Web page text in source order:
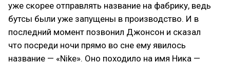
уже скорее отправлять название на фабрику, ведь
бутсы были уже запущены в производство. И в
последний момент позвонил Джонсон и сказал
что посреди ночи прямо во сне ему явилось
название — «Nike». Оно походило на имя Ника —